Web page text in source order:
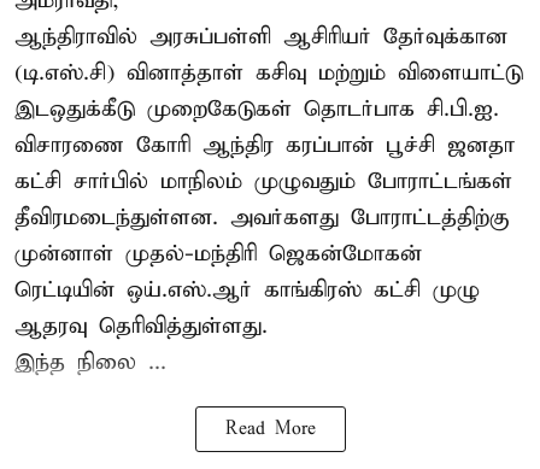
ஆந்திராவில் அரசுப்பள்ளி ஆசிரியர் தேர்வுக்கான
(டி.எஸ்.சி) வினாத்தாள் கசிவு மற்றும் விளையாட்டு
இடஒதுக்கீடு முறைகேடுகள் தொடர்பாக சி.பி.ஐ.
விசாரணை கோரி ஆந்திர கரப்பான் பூச்சி ஜனதா
கட்சி சார்பில் மாநிலம் முழுவதும் போராட்டங்கள்
தீவிரமடைந்துள்ளன. அவர்களது போராட்டத்திற்கு
முன்னாள் முதல்-மந்திரி ஜெகன்மோகன்
ரெட்டியின் ஒய்.எஸ்.ஆர் காங்கிரஸ் கட்சி முழு
ஆதரவு தெரிவித்துள்ளது.
இந்த நிலை ...
Read More